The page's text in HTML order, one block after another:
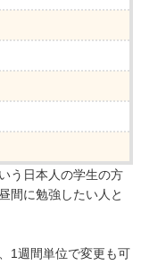
う日本人の学生の方
間に勉強したい人と
1週間単位で変更も可